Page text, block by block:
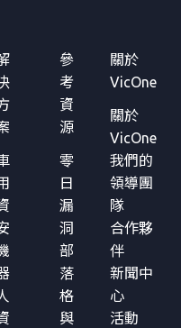
參
考
資
源
零
日
漏
洞
部
落
格
與
關於
VicOne
關於
VicOne
我們的
領導團
隊
合作夥
伴
新聞中
心
活動